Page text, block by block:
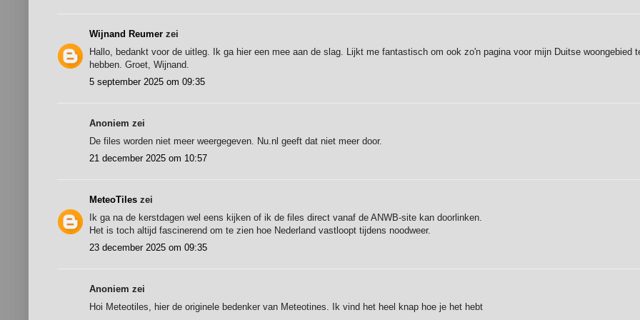
Wijnand Reumer zei
Hallo, bedankt voor de uitleg. Ik ga hier een mee aan de slag. Lijkt me fantastisch om ook zo'n pagina voor mijn Duitse woongebied
hebben. Groet, Wijnand.
5 september 2025 om 09:35
Anoniem zei
De files worden niet meer weergegeven. Nu.nl geeft dat niet meer door.
21 december 2025 om 10:57
MeteoTiles zei
Ik ga na de kerstdagen wel eens kijken of ik de files direct vanaf de ANWB-site kan doorlinken.
Het is toch altijd fascinerend om te zien hoe Nederland vastloopt tijdens noodweer.
23 december 2025 om 09:35
Anoniem zei
Hoi Meteotiles, hier de originele bedenker van Meteotines. Ik vind het heel knap hoe je het hebt